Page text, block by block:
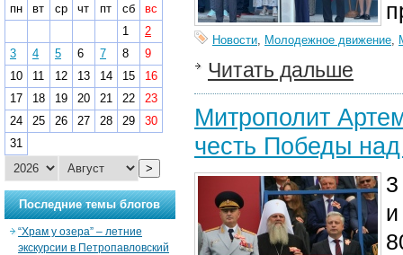
Новости, Молодежное движение,
Читать дальше
Митрополит
честь Победы
пн
вт ср чт пт сб
вс
1
2
3
4 5 6 7 8
9
10
11 12 13 14 15
16
17
18 19 20 21 22
23
24
25 26 27 28 29
30
31
>
Последние темы блогов
“Храм у озера” – летние
экскурсии в Петропавловский